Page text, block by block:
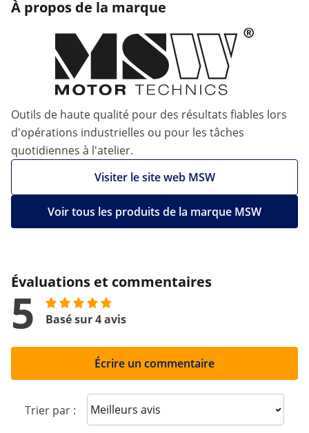
À propos de la marque
Outils de haute qualité pour des résultats fiables lors
d'opérations industrielles ou pour les tâches
quotidiennes à l'atelier.
Visiter le site web MSW
Voir tous les produits de la marque MSW
Évaluations et commentaires
5 Basé sur 4 avis
Écrire un commentaire
Trier par : Sort reviews